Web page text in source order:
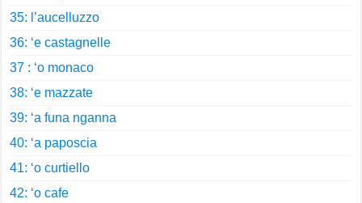
35: l’aucelluzzo
36: ‘e castagnelle
37 : ‘o monaco
38: ‘e mazzate
39: ‘a funa nganna
40: ‘a paposcia
41: ‘o curtiello
42: ‘o cafe